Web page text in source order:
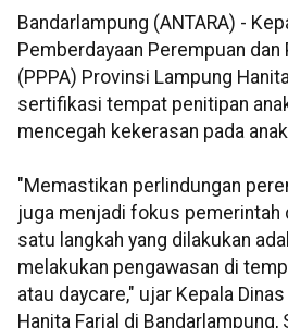
Bandarlampung (ANTARA) -
Pemberdayaan Perempuan dan
(PPPA) Provinsi Lampung
sertifikasi tempat penitipan
mencegah kekerasan pada
"Memastikan perlindungan
juga menjadi fokus pemerintah
satu langkah yang dilakukan
melakukan pengawasan di
atau daycare," ujar Kepala
Hanita Farial di Bandarlampung,